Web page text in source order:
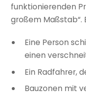
funktionierenden
großem Maßstab“.
Eine Person
einen
Ein Radfahrer,
Bauzonen mit